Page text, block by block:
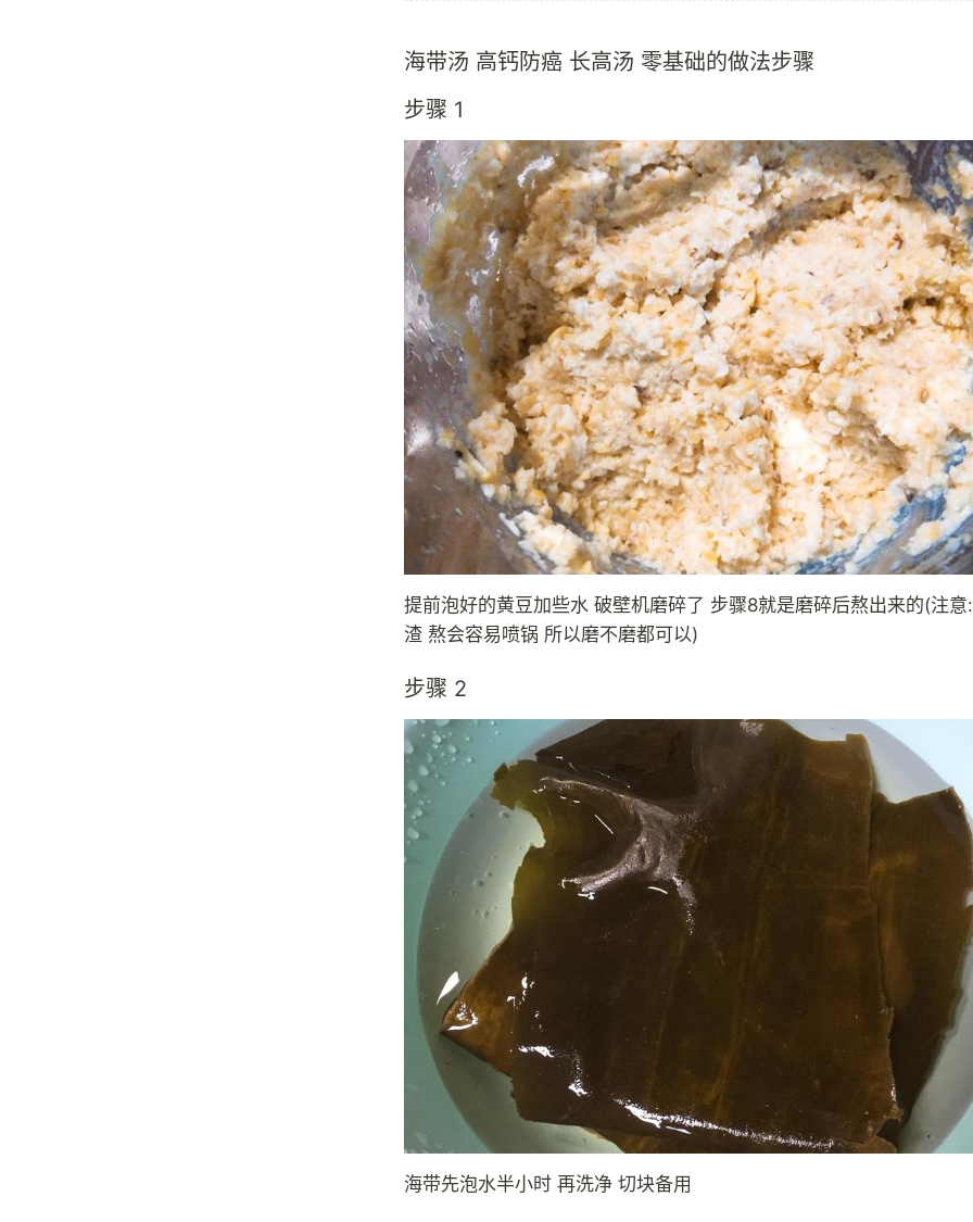
海带汤 高钙防癌 长高汤 零基础的做法步骤
步骤 1
提前泡好的黄豆加些水 破壁机磨碎了 步骤8就是磨碎后熬出来的(注意
渣 熬会容易喷锅 所以磨不磨都可以)
步骤 2
海带先泡水半小时 再洗净 切块备用